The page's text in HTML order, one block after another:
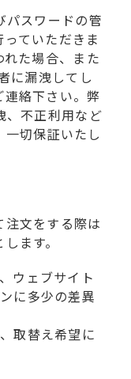
パスワードの管
ていただきま
た場合、また
に漏洩してし
絡下さい。弊
、不正利用など
切保証いたし
文をする際は
ます。
ウェブサイト
に多少の差異
取替え希望に